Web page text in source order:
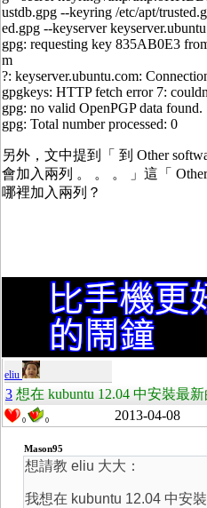
ustdb.gpg --keyring /etc/apt/
ed.gpg --keyserver
gpg: requesting key 835AB0E3
m
?: keyserver.ubuntu.com:
gpgkeys: HTTP fetch error 7:
gpg: no valid OpenPGP data found.
gpg: Total number processed: 0
另外，文中提到「 到 Other
會加入兩列 。 。 。 」這「
哪裡加入兩列？
eliu
3 想在 kubuntu 12.04 中安裝最
0 0 2013-04-08
Mason95
想請教 eliu 大大：
我想在 kubuntu 12.04 中安